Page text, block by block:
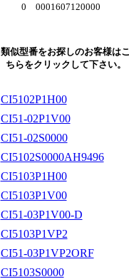
0 0001607120000
類似型番をお探しのお客様はこ
ちらをクリックして下さい。
CI5102P1H00
CI51-02P1V00
CI51-02S0000
CI5102S0000AH9496
CI5103P1H00
CI5103P1V00
CI51-03P1V00-D
CI5103P1VP2
CI51-03P1VP2ORF
CI5103S0000